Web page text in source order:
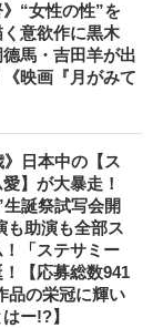
“女性の性”を
意欲作に黒木
馬・吉田羊が出
映画『月がみて
》日本中の【ス
】が大暴走！
生誕祭試写会開
も助演も全部ス
「ステサミー
【応募総数941
品の栄冠に輝い
ー!?】